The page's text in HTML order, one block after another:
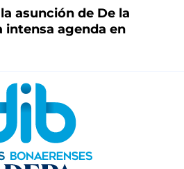
asunción de De la
intensa agenda en